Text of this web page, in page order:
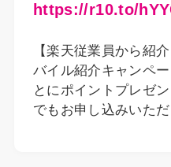
https://r10.to/
【楽天従業員から紹
バイル紹介キャンペ
とにポイントプレゼ
でもお申し込みいただ